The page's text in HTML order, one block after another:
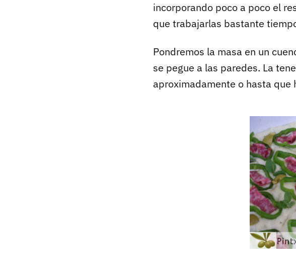
incorporando poco a poco el
que trabajarlas bastante
Pondremos la masa en un
se pegue a las paredes. La
aproximadamente o hasta que